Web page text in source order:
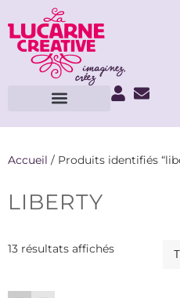
Accueil / Produits identifiés
LIBERTY
13 résultats affichés